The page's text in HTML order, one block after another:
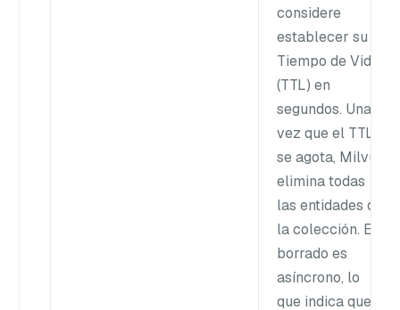
considere
establecer su
Tiempo de Vida
(TTL) en
segundos. Una
vez que el TTL
se agota, Milvus
elimina todas
las entidades de
la colección. El
borrado es
asíncrono, lo
que indica que